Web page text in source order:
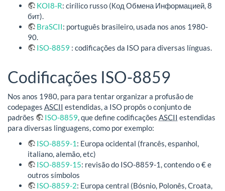
KOI8-R: cirílico russo (Код Обмена Информацией, 8
бит).
BraSCII: português brasileiro, usada nos anos 1980-
90.
ISO-8859 : codificações da ISO para diversas línguas.
Codificações ISO-8859
Nos anos 1980, para para tentar organizar a profusão de
codepages ASCII estendidas, a ISO propôs o conjunto de
padrões
ISO-8859, que define codificações ASCII estendidas
para diversas linguagens, como por exemplo:
ISO-8859-1 : Europa ocidental (francês, espanhol,
italiano, alemão, etc)
ISO-8859-15: revisão do ISO-8859-1, contendo o € e
outros símbolos
ISO-8859-2: Europa central (Bósnio, Polonês, Croata,